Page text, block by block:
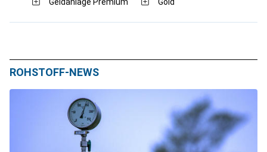
ROHSTOFF-NEWS